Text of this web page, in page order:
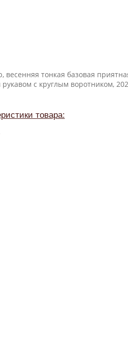
весенняя тонкая базовая
рукавом с круглым воротником,
товара: